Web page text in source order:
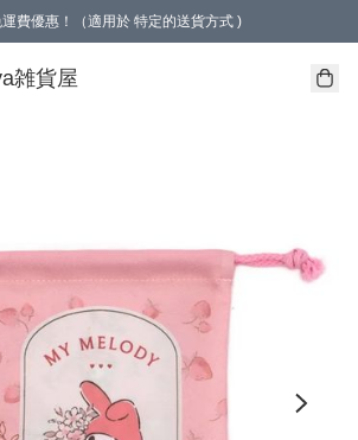
費優惠！（適用於 特定的送貨方式 )
雑貨屋